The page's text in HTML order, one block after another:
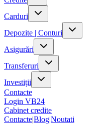
Carduri
Depozite | Conturi
Asigurări
Transferuri
Investiții
Contacte
Login VB24
Cabinet credite
Contacte|Blog|Noutati